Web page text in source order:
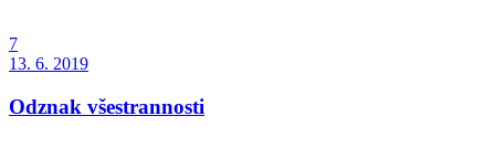
7
13. 6. 2019
Odznak všestrannosti